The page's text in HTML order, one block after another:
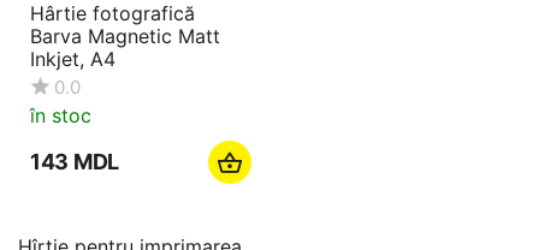
Hârtie fotografică
Barva Magnetic Matt
Inkjet, A4
0.0
în stoc
‍143‍ MDL